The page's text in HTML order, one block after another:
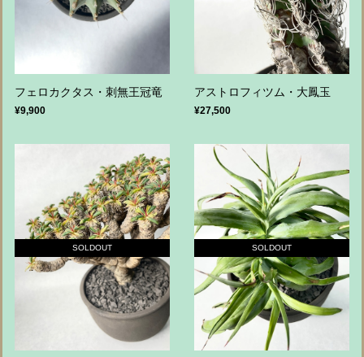
フェロカクタス・刺無王冠竜
¥9,900
アストロフィツム・大鳳玉
¥27,500
SOLDOUT SOLDOUT